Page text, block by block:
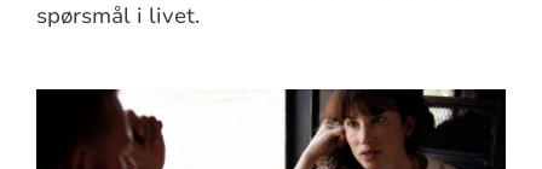
spørsmål i livet.